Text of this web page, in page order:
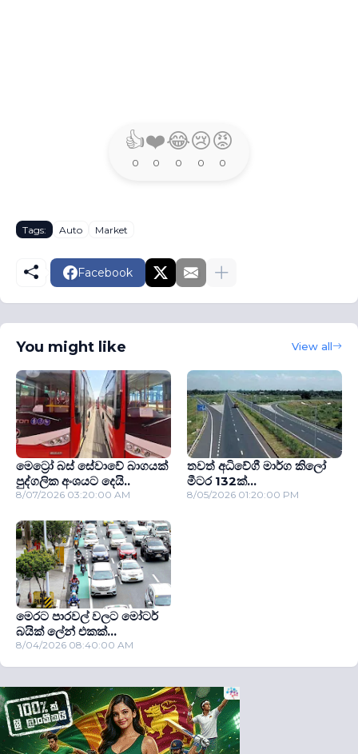
👍
0
❤️
0
😂
0
😢
0
😡
0
Tags: Auto Market
Facebook
You might like View all
මෙට්‍රෝ බස් සේවාවේ බාගයක්
පුද්ගලික අංශයට දෙයි..
8/07/2026 03:20:00 AM
තවත් අධිවේගී මාර්ග කිලෝ
මීටර 132ක්...
8/05/2026 01:20:00 PM
මෙරට පාරවල් වලට මෝටර්
බයික් ලේන් එකක්...
8/04/2026 08:40:00 AM